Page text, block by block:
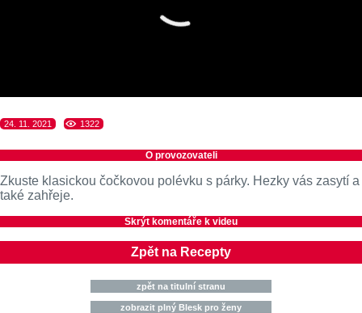
24. 11. 2021 1322
O provozovateli
Zkuste klasickou čočkovou polévku s párky. Hezky vás zasytí a
také zahřeje.
Skrýt komentáře k videu
Zpět na Recepty
zpět na titulní stranu
zobrazit plný Blesk pro ženy